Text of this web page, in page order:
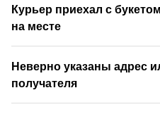
Курьер приехал с
на месте
Неверно указаны адрес
получателя